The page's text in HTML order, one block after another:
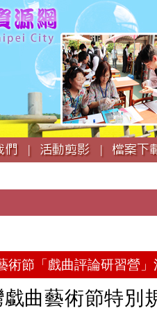
跳
到
主
要
內
容
們 | 活動剪影 | 檔案下
術節「戲曲評論研習營
曲藝術節特別